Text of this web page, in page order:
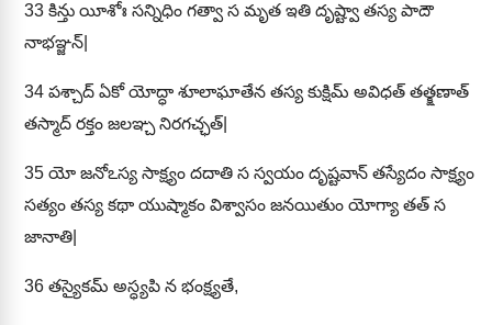
33 కిన్తు యీశోః సన్నిధిం గత్వా స మృత ఇతి దృష్ట్వా తస్య పాదౌ
నాభఞ్జన్|
34 పశ్చాద్ ఏకో యోద్ధా శూలాఘాతేన తస్య కుక్షిమ్ అవిధత్ తత్క్షణాత్
తస్మాద్ రక్తం జలఞ్చ నిరగచ్ఛత్|
35 యో జనోఽస్య సాక్ష్యం దదాతి స స్వయం దృష్టవాన్ తస్యేదం సాక్ష్యం
సత్యం తస్య కథా యుష్మాకం విశ్వాసం జనయితుం యోగ్యా తత్ స
జానాతి|
36 తస్యైకమ్ అస్ధ్యపి న భంక్ష్యతే,